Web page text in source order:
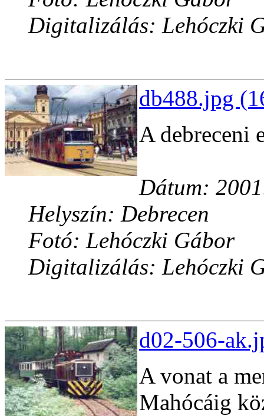
Digitalizálás: Lehóczki
db488.jpg
A debreceni
Dátum:
Helyszín: Debrecen
Fotó: Lehóczki Gábor
Digitalizálás: Lehóczki
d02-506-
A vonat a
Mahócáig